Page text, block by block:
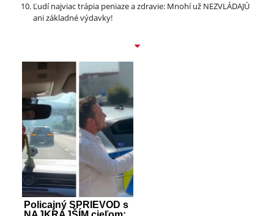
Ľudí najviac trápia peniaze a zdravie: Mnohí už NEZVLÁDAJÚ
ani základné výdavky!
Policajný SPRIEVOD s